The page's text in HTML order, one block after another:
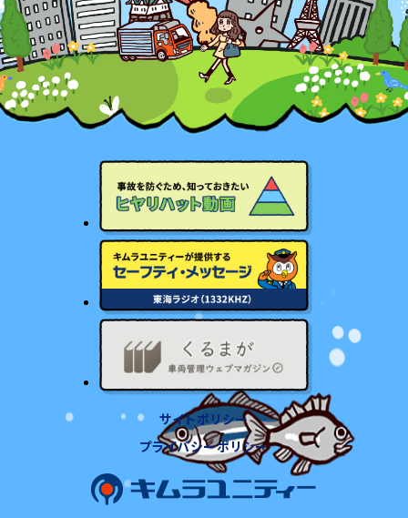
サイトポリシー
プライバシーポリシー